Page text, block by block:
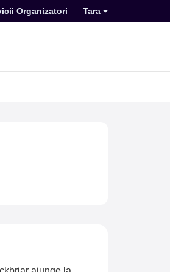
Organizatori Tara